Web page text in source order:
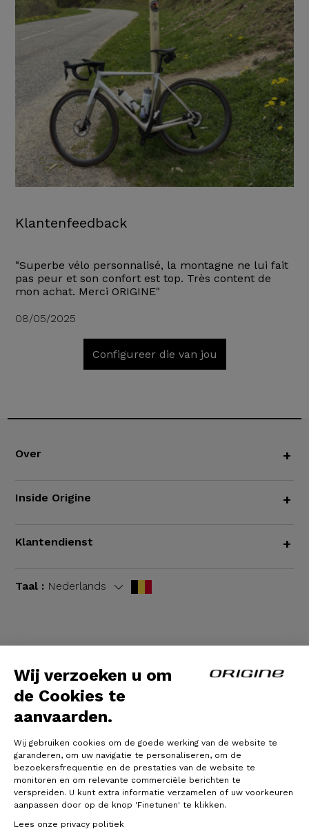
Wij verzoeken u om
de Cookies te
aanvaarden.
Wij gebruiken cookies om de goede werking van de website te
garanderen, om uw navigatie te personaliseren, om de
bezoekersfrequentie en de prestaties van de website te
monitoren en om relevante commerciële berichten te
verspreiden. U kunt extra informatie verzamelen of uw voorkeuren
aanpassen door op de knop 'Finetunen' te klikken.
Lees onze privacy politiek
Klantenfeedback
"Superbe vélo personnalisé, la montagne ne lui fait
pas peur et son confort est top. Très content de
mon achat. Merci ORIGINE"
08/05/2025
Configureer die van jou
Over +
Inside Origine +
Klantendienst +
Taal : Nederlands
© Origine Cycles